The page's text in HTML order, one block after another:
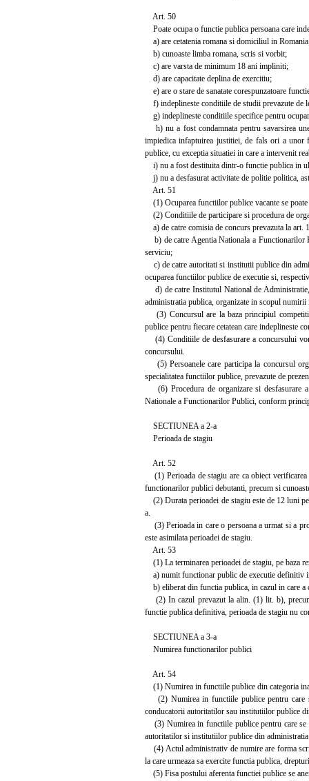
Art. 50
Poate ocupa o functie publica persoana care
a) are cetatenia romana si domiciliul in
b) cunoaste limba romana, scris si vorbit;
c) are varsta de minimum 18 ani impliniti;
d) are capacitate deplina de exercitiu;
e) are o stare de sanatate corespunzatoare
f) indeplineste conditiile de studii prevazute de
g) indeplineste conditiile specifice pentru
h) nu a fost condamnata pentru savarsirea
impiedica infaptuirea justitiei, de fals ori a unor
publice, cu exceptia situatiei in care a intervenit
i) nu a fost destituita dintr-o functie publica in
j) nu a desfasurat activitate de politie politica,
Art. 51
(1) Ocuparea functiilor publice vacante se
(2) Conditiile de participare si procedura de
a) de catre comisia de concurs prevazuta la
b) de catre Agentia Nationala a Functionarilor
serviciu;
c) de catre autoritati si institutii publice din
ocuparea functiilor publice de executie si,
d) de catre Institutul National de
administratia publica, organizate in scopul
(3) Concursul are la baza principiul
publice pentru fiecare cetatean care indeplineste
(4) Conditiile de desfasurare a concursului
concursului.
(5) Persoanele care participa la concursul
specialitatea functiilor publice, prevazute de
(6) Procedura de organizare si desfasurare
Nationale a Functionarilor Publici, conform
SECTIUNEA a 2-a
Perioada de stagiu
Art. 52
(1) Perioada de stagiu are ca obiect
functionarilor publici debutanti, precum si
(2) Durata perioadei de stagiu este de 12 luni
a.
(3) Perioada in care o persoana a urmat si a
este asimilata perioadei de stagiu.
Art. 53
(1) La terminarea perioadei de stagiu, pe baza
a) numit functionar public de executie definitiv
b) eliberat din functia publica, in cazul in care
(2) In cazul prevazut la alin. (1) lit. b),
functie publica definitiva, perioada de stagiu nu
SECTIUNEA a 3-a
Numirea functionarilor publici
Art. 54
(1) Numirea in functiile publice din categoria
(2) Numirea in functiile publice pentru care
conducatorii autoritatilor sau institutiilor publice
(3) Numirea in functiile publice pentru care se
autoritatilor si institutiilor publice din
(4) Actul administrativ de numire are forma
la care urmeaza sa exercite functia publica,
(5) Fisa postului aferenta functiei publice se